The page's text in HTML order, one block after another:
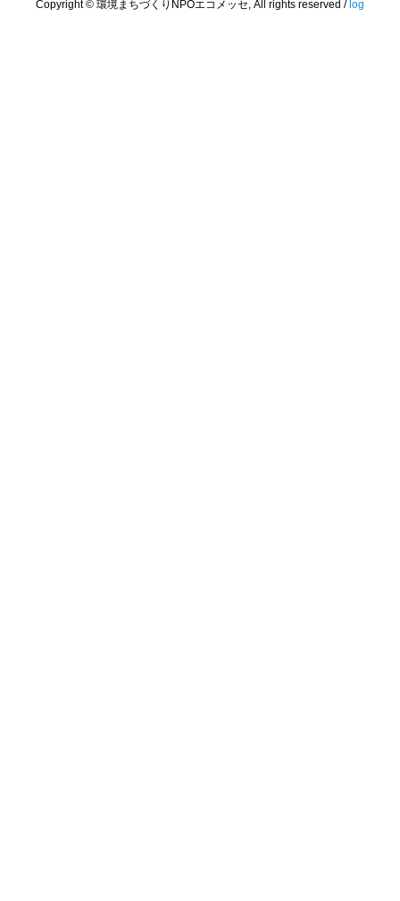
Copyright © 環境まちづくりNPOエコメッセ, All rights reserved / log